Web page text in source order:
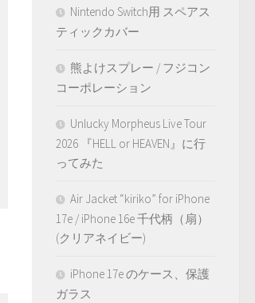
Nintendo Switch用 スペアス
ティックカバー
熊よけスプレー / フジコン
コーポレーション
Unlucky Morpheus Live Tour
2026 『HELL or HEAVEN』に行
ってみた
Air Jacket “kiriko” for iPhone
17e / iPhone 16e 千代柄（扇）
(クリアネイビー)
iPhone 17e のケース、保護
ガラス